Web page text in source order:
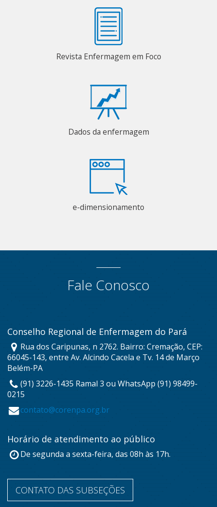
Revista Enfermagem em Foco
Dados da enfermagem
e-dimensionamento
Fale Conosco
Conselho Regional de Enfermagem do Pará
Rua dos Caripunas, n 2762. Bairro: Cremação, CEP:
66045-143, entre Av. Alcindo Cacela e Tv. 14 de Março
Belém-PA
(91) 3226-1435 Ramal 3 ou WhatsApp (91) 98499-
0215
contato@corenpa.org.br
Horário de atendimento ao público
De segunda a sexta-feira, das 08h às 17h.
CONTATO DAS SUBSEÇÕES